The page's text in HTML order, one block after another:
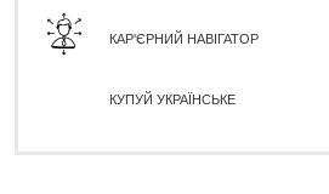
КАР'ЄРНИЙ НАВІГАТОР
КУПУЙ УКРАЇНСЬКЕ